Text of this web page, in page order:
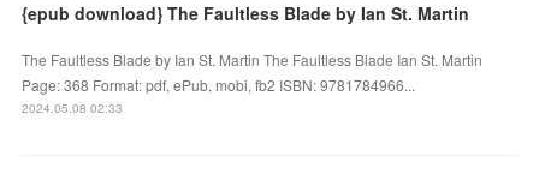
{epub download} The Faultless Blade by Ian St. Martin
The Faultless Blade by Ian St. Martin The Faultless Blade Ian St. Martin
Page: 368 Format: pdf, ePub, mobi, fb2 ISBN: 9781784966...
2024.05.08 02:33